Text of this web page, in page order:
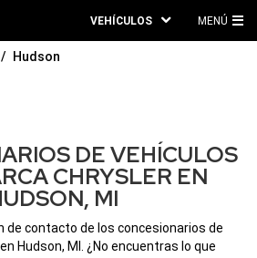
VEHÍCULOS MENÚ
Hudson
DE VEHÍCULOS
CHRYSLER EN
MI
de contacto de los concesionarios de
Hudson, MI. ¿No encuentras lo que